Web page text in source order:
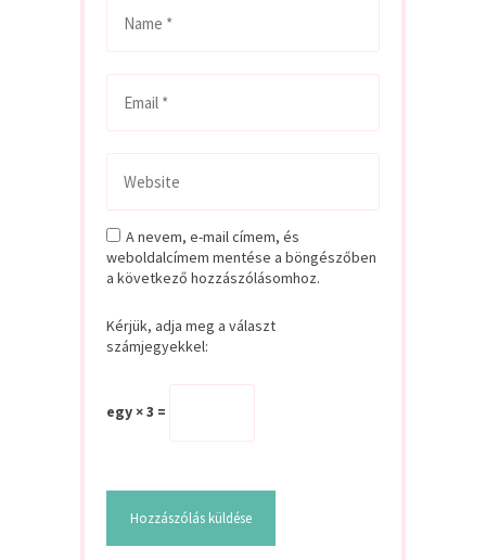
A nevem, e-mail címem, és
weboldalcímem mentése a böngészőben
a következő hozzászólásomhoz.
Kérjük, adja meg a választ
számjegyekkel:
egy × 3 =